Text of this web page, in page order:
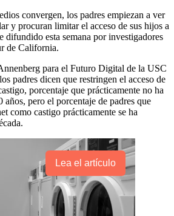
convergen, los padres empiezan a ver
y procuran limitar el acceso de sus hijos a
difundido esta semana por investigadores
de California.
para el Futuro Digital de la USC
padres dicen que restringen el acceso de
porcentaje que prácticamente no ha
pero el porcentaje de padres que
como castigo prácticamente se ha
Lea el artículo